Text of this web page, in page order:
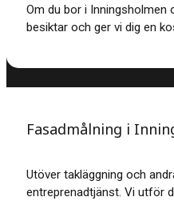
Om du bor i
besiktar och ger vi dig en
Fasadmålning i
Utöver takläggning och
entreprenadtjänst. Vi utför